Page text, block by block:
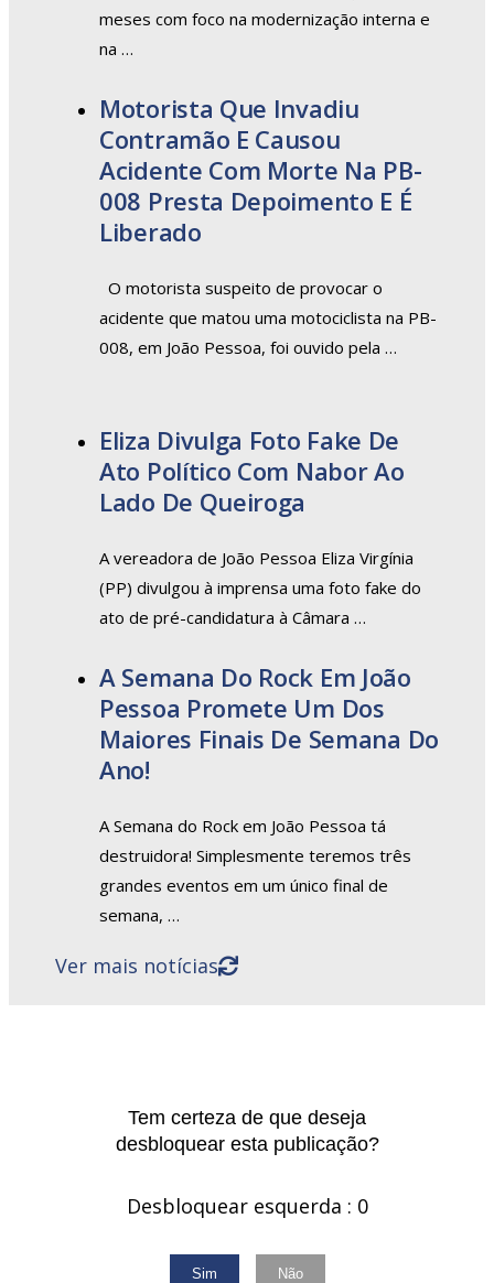
meses com foco na modernização interna e
na …
Motorista Que Invadiu
Contramão E Causou
Acidente Com Morte Na PB-
008 Presta Depoimento E É
Liberado
O motorista suspeito de provocar o
acidente que matou uma motociclista na PB-
008, em João Pessoa, foi ouvido pela …
Eliza Divulga Foto Fake De
Ato Político Com Nabor Ao
Lado De Queiroga
A vereadora de João Pessoa Eliza Virgínia
(PP) divulgou à imprensa uma foto fake do
ato de pré-candidatura à Câmara …
A Semana Do Rock Em João
Pessoa Promete Um Dos
Maiores Finais De Semana Do
Ano!
A Semana do Rock em João Pessoa tá
destruidora! Simplesmente teremos três
grandes eventos em um único final de
semana, …
Ver mais notícias
Tem certeza de que deseja
desbloquear esta publicação?
Desbloquear esquerda : 0
Sim Não